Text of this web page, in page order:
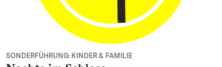
SONDERFÜHRUNG: KINDER & FAMILIE